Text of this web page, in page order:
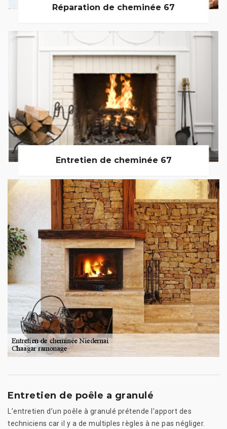
Réparation de cheminée 67
Entretien de cheminée 67
Entretien de poêle a granulé
L’entretien d’un poêle à granulé prétende l’apport des
techniciens car il y a de multiples règles à ne pas négliger.